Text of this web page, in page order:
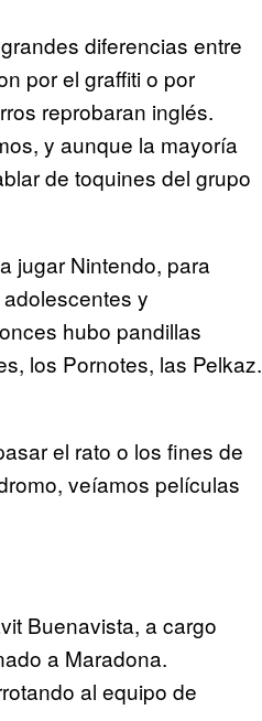
diferencias entre
por el graffiti o por
reprobaran inglés.
y aunque la mayoría
de toquines del grupo
jugar Nintendo, para
y
hubo pandillas
los Pornotes, las Pelkaz.
el rato o los fines de
veíamos películas
Buenavista, a cargo
a Maradona.
al equipo de